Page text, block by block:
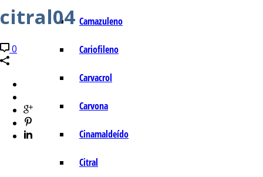
Camazuleno
Cariofileno
Carvacrol
Carvona
Cinamaldeído
Citral
citral04
0